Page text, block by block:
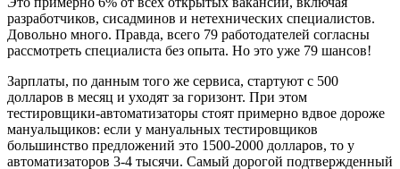
разработчиков, сисадминов и нетехнических специалистов.
Довольно много. Правда, всего 79 работодателей согласны
рассмотреть специалиста без опыта. Но это уже 79 шансов!
Зарплаты, по данным того же сервиса, стартуют с 500
долларов в месяц и уходят за горизонт. При этом
тестировщики-автоматизаторы стоят примерно вдвое дороже
мануальщиков: если у мануальных тестировщиков
большинство предложений это 1500-2000 долларов, то у
автоматизаторов 3-4 тысячи. Самый дорогой подтвержденный